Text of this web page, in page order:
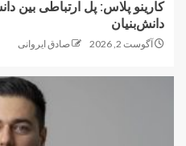
کارینو پلاس: پل ارتباطی بین
دانش‌بنیان
آگوست 2, 2026 صادق ایروانی